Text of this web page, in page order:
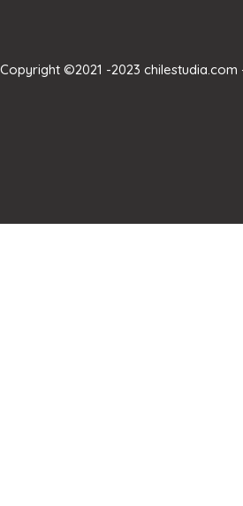
Copyright ©2021 -2023